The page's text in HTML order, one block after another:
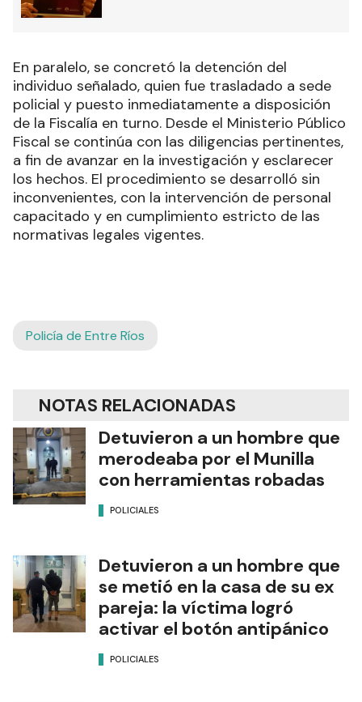
En paralelo, se concretó la detención del
individuo señalado, quien fue trasladado a sede
policial y puesto inmediatamente a disposición
de la Fiscalía en turno. Desde el Ministerio Público
Fiscal se continúa con las diligencias pertinentes,
a fin de avanzar en la investigación y esclarecer
los hechos. El procedimiento se desarrolló sin
inconvenientes, con la intervención de personal
capacitado y en cumplimiento estricto de las
normativas legales vigentes.
Policía de Entre Ríos
NOTAS RELACIONADAS
Detuvieron a un hombre que
merodeaba por el Munilla
con herramientas robadas
POLICIALES
Detuvieron a un hombre que
se metió en la casa de su ex
pareja: la víctima logró
activar el botón antipánico
POLICIALES